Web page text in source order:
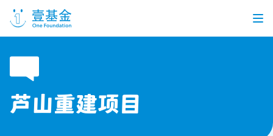
首页
信息公开
芦山重建项目